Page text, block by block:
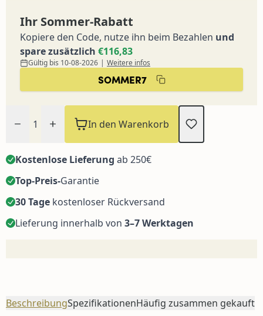
SOMMER7
Ihr Sommer-Rabatt
Kopiere den Code, nutze ihn beim Bezahlen und
spare zusätzlich €116,83
Gültig bis 10-08-2026 | Weitere infos
In den Warenkorb
Kostenlose Lieferung ab 250€
Top-Preis-Garantie
30 Tage kostenloser Rückversand
Lieferung innerhalb von 3–7 Werktagen
BeschreibungSpezifikationenHäufig zusammen gekauft